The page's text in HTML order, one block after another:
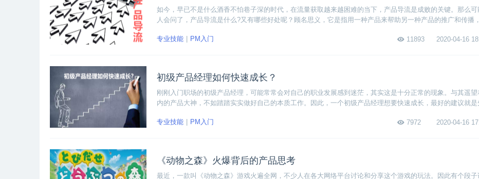
如今，早已不是什么酒香不怕巷子深的时代，在流量获取越来越困难的当下，产品导流是成败的关键。那么可
人会问了，产品导流是什么?又有哪些好处呢？顾名思义，它是指用一种产品来帮助另一种产品的推广和传播
11893
2020-04-16
专业技能 PM入门
初级产品经理如何快速成长？
刚刚入门职场的初级产品经理，可能常常会对自己的职业发展感到迷茫，其实这是十分正常的现象。与其遥望
内的产品大神，不如踏踏实实做好自己的本质工作。因此，一个初级产品经理想要快速成长，最好的建议就是
目标去努力，这样你会发现自己在不知不觉中就有了飞速的进步！
7972 2020-04-16
专业技能 PM入门
《动物之森》火爆背后的产品思考
最近，一款叫《动物之森》游戏火遍全网，不少人在各大网络平台讨论和分享这个游戏的玩法。因此有个段子